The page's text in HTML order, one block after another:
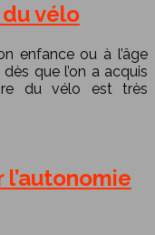
vélo
enfance ou à l’âge
que l’on a acquis
du vélo est très